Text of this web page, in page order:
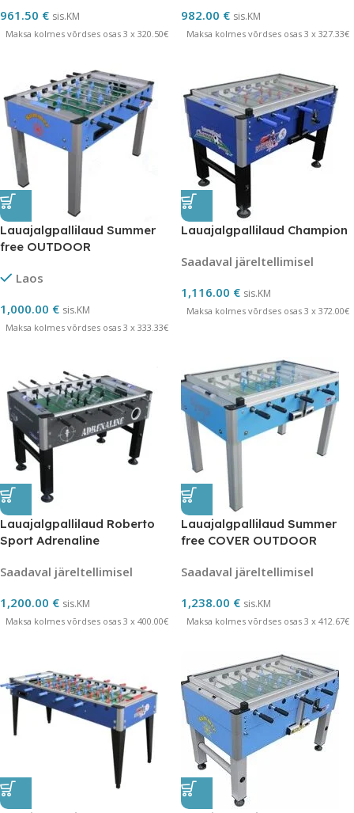
961.50 € sis.KM
Maksa kolmes võrdses osas 3 x 320.50€
982.00 € sis.KM
Maksa kolmes võrdses osas 3 x 327.33€
Lauajalgpallilaud Summer
free OUTDOOR
Laos
1,000.00 € sis.KM
Maksa kolmes võrdses osas 3 x 333.33€
Lauajalgpallilaud Champion
Saadaval järeltellimisel
1,116.00 € sis.KM
Maksa kolmes võrdses osas 3 x 372.00€
Lauajalgpallilaud Roberto
Sport Adrenaline
Saadaval järeltellimisel
1,200.00 € sis.KM
Maksa kolmes võrdses osas 3 x 400.00€
Lauajalgpallilaud Summer
free COVER OUTDOOR
Saadaval järeltellimisel
1,238.00 € sis.KM
Maksa kolmes võrdses osas 3 x 412.67€